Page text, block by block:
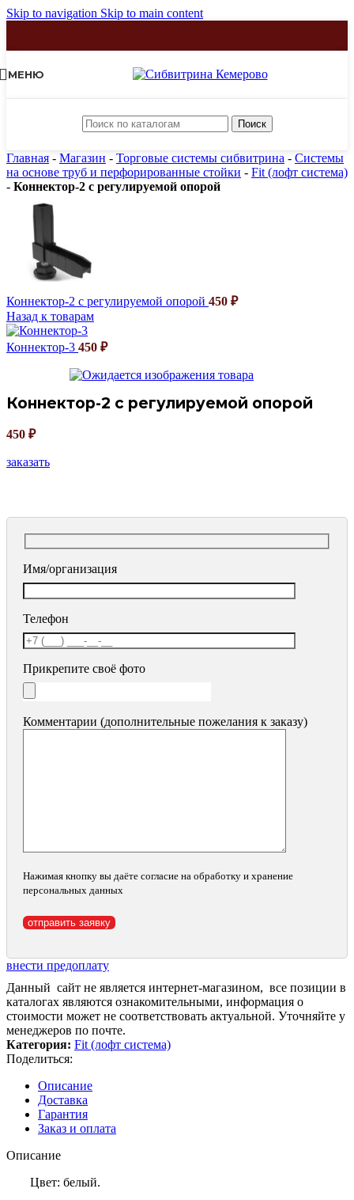
Skip to navigation Skip to main content
МЕНЮ
Поиск
Главная - Магазин - Торговые системы сибвитрина - Системы
на основе труб и перфорированные стойки - Fit (лофт система)
- Коннектор-2 с регулируемой опорой
Коннектор-2 с регулируемой опорой 450 ₽
Назад к товарам
Коннектор-3 450 ₽
Коннектор-2 с регулируемой опорой
450 ₽
заказать
Имя/организация
Телефон
Прикрепите своё фото
Комментарии (дополнительные пожелания к заказу)
Нажимая кнопку вы даёте согласие на обработку и хранение
персональных данных
внести предоплату
Данный сайт не является интернет-магазином, все позиции в
каталогах являются ознакомительными, информация о
стоимости может не соответствовать актуальной. Уточняйте у
менеджеров по почте.
Категория: Fit (лофт система)
Поделиться:
Описание
Доставка
Гарантия
Заказ и оплата
Описание
Цвет: белый.